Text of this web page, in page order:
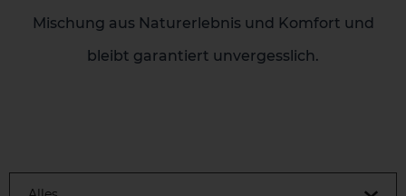
Mischung aus Naturerlebnis und Komfort und
bleibt garantiert unvergesslich.